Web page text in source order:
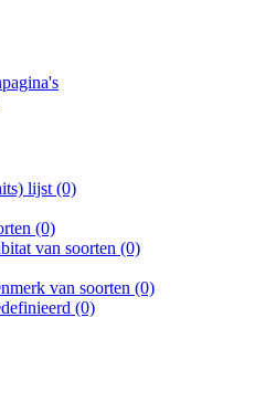
lijst (0)
(0)
van soorten (0)
van soorten (0)
(0)